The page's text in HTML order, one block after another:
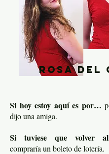
rosa del
Si hoy estoy aquí es por…
dijo una amiga.
Si tuviese que volver
compraría un boleto de lotería.